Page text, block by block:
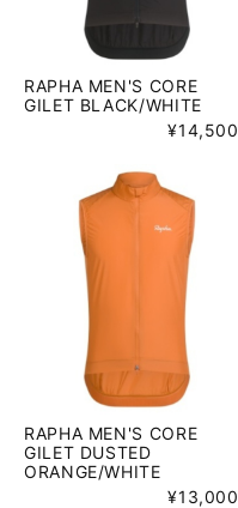
RAPHA MEN'S CORE
GILET BLACK/WHITE
¥14,500
RAPHA MEN'S CORE
GILET DUSTED
ORANGE/WHITE
¥13,000